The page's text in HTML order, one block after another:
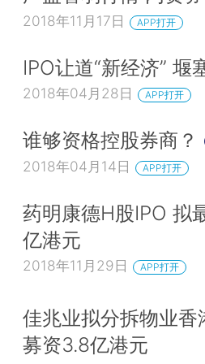
2018年11月17日 APP打开
IPO让道“新经济” 堰
2018年04月28日 APP打开
谁够资格控股券商？
2018年04月14日 APP打开
药明康德H股IPO 拟
亿港元
2018年11月29日 APP打开
佳兆业拟分拆物业香
募资3.8亿港元